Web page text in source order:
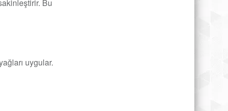
Bu
uygular.